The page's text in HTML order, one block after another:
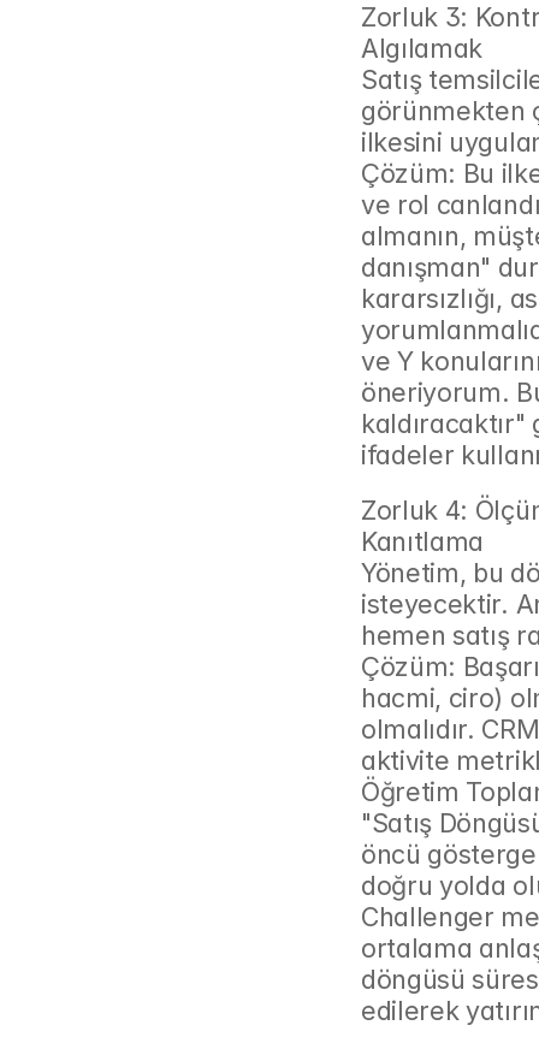
Zorluk 3:
Algılamak
Satış
görünmekten
ilkesini
Çözüm: Bu
ve rol
almanın,
danışman"
kararsızlığı,
ve Y
öneriyorum.
ifadeler
Zorluk 4:
Kanıtlama
Yönetim, bu
isteyecektir.
hemen satış
Çözüm:
hacmi, ciro)
olmalıdır.
aktivite
Öğretim
"Satış
öncü
doğru yolda
Challenger
ortalama
döngüsü
edilerek